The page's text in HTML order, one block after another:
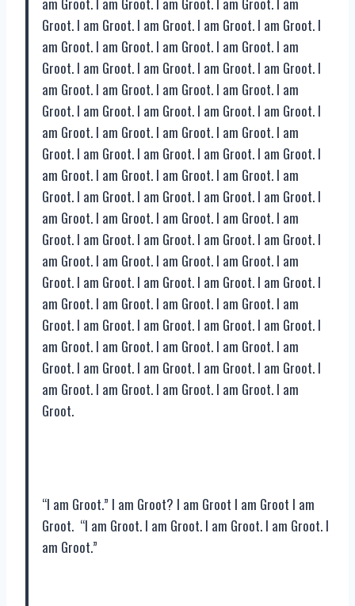
Groot. I am Groot. I am Groot. I am Groot. I am Groot. I
am Groot. I am Groot. I am Groot. I am Groot. I am
Groot. I am Groot. I am Groot. I am Groot. I am Groot. I
am Groot. I am Groot. I am Groot. I am Groot. I am
Groot. I am Groot. I am Groot. I am Groot. I am Groot. I
am Groot. I am Groot. I am Groot. I am Groot. I am
Groot. I am Groot. I am Groot. I am Groot. I am Groot. I
am Groot. I am Groot. I am Groot. I am Groot. I am
Groot. I am Groot. I am Groot. I am Groot. I am Groot. I
am Groot. I am Groot. I am Groot. I am Groot. I am
Groot. I am Groot. I am Groot. I am Groot. I am Groot. I
am Groot. I am Groot. I am Groot. I am Groot. I am
Groot. I am Groot. I am Groot. I am Groot. I am Groot. I
am Groot. I am Groot. I am Groot. I am Groot. I am
Groot. I am Groot. I am Groot. I am Groot. I am Groot. I
am Groot. I am Groot. I am Groot. I am Groot. I am
Groot. I am Groot. I am Groot. I am Groot. I am Groot. I
am Groot. I am Groot. I am Groot. I am Groot. I am
Groot.
“I am Groot.” I am Groot? I am Groot I am Groot I am
Groot. “I am Groot. I am Groot. I am Groot. I am Groot. I
am Groot.”